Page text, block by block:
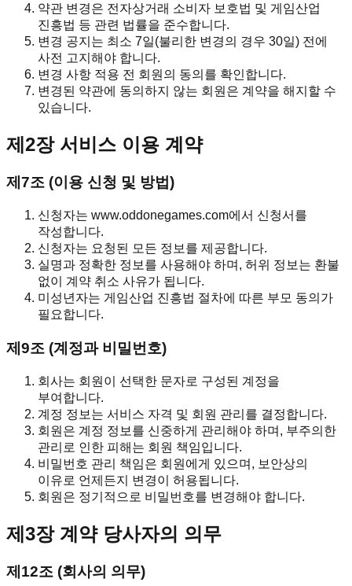
약관 변경은 전자상거래 소비자 보호법 및 게임산업
진흥법 등 관련 법률을 준수합니다.
변경 공지는 최소 7일(불리한 변경의 경우 30일) 전에
사전 고지해야 합니다.
변경 사항 적용 전 회원의 동의를 확인합니다.
변경된 약관에 동의하지 않는 회원은 계약을 해지할 수
있습니다.
제2장 서비스 이용 계약
제7조 (이용 신청 및 방법)
신청자는 www.oddonegames.com에서 신청서를
작성합니다.
신청자는 요청된 모든 정보를 제공합니다.
실명과 정확한 정보를 사용해야 하며, 허위 정보는 환불
없이 계약 취소 사유가 됩니다.
미성년자는 게임산업 진흥법 절차에 따른 부모 동의가
필요합니다.
제9조 (계정과 비밀번호)
회사는 회원이 선택한 문자로 구성된 계정을
부여합니다.
계정 정보는 서비스 자격 및 회원 관리를 결정합니다.
회원은 계정 정보를 신중하게 관리해야 하며, 부주의한
관리로 인한 피해는 회원 책임입니다.
비밀번호 관리 책임은 회원에게 있으며, 보안상의
이유로 언제든지 변경이 허용됩니다.
회원은 정기적으로 비밀번호를 변경해야 합니다.
제3장 계약 당사자의 의무
제12조 (회사의 의무)